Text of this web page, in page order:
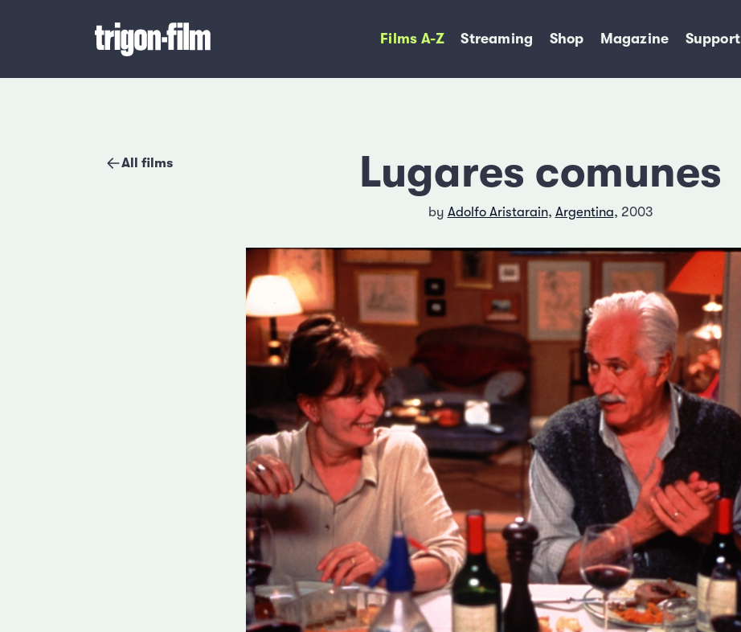
Films A-Z Streaming Shop Magazine Support
All films Lugares comunes
by Adolfo Aristarain, Argentina, 2003